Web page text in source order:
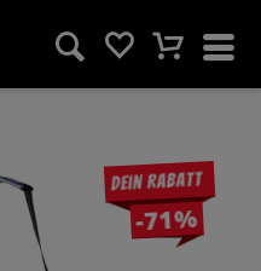
Dein Rabatt
-71%